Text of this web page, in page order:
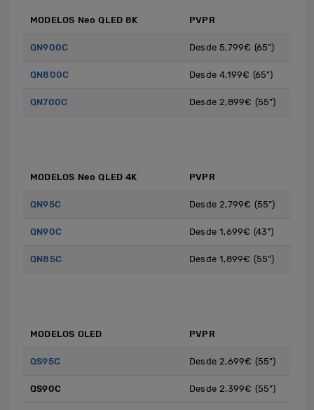
MODELOS Neo QLED 8K PVPR
QN900C Desde 5,799€ (65”)
QN800C Desde 4,199€ (65”)
QN700C Desde 2,899€ (55”)
MODELOS Neo QLED 4K PVPR
QN95C Desde 2,799€ (55”)
QN90C Desde 1,699€ (43”)
QN85C Desde 1,899€ (55”)
MODELOS OLED PVPR
QS95C Desde 2,699€ (55”)
QS90C Desde 2,399€ (55”)